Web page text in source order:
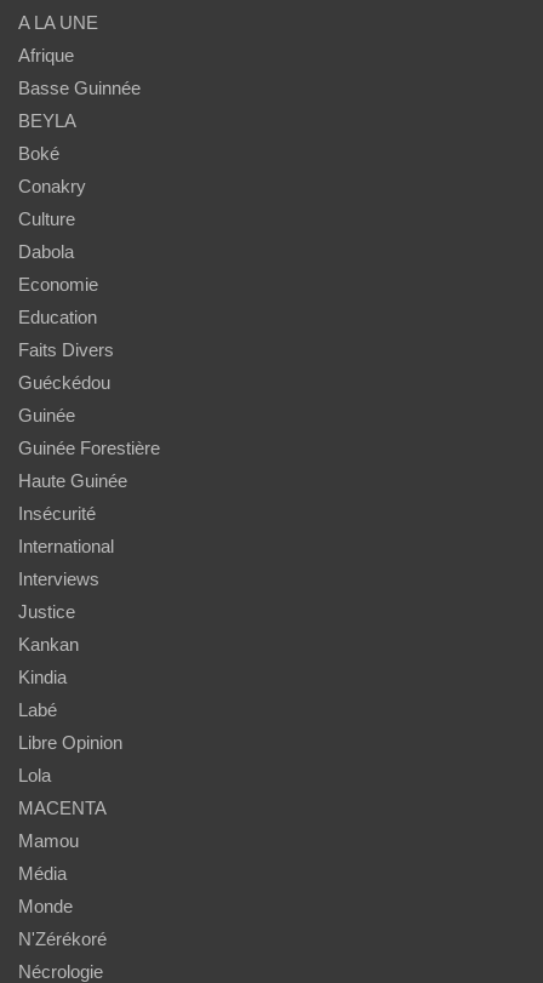
A LA UNE
Afrique
Basse Guinnée
BEYLA
Boké
Conakry
Culture
Dabola
Economie
Education
Faits Divers
Guéckédou
Guinée
Guinée Forestière
Haute Guinée
Insécurité
International
Interviews
Justice
Kankan
Kindia
Labé
Libre Opinion
Lola
MACENTA
Mamou
Média
Monde
N'Zérékoré
Nécrologie